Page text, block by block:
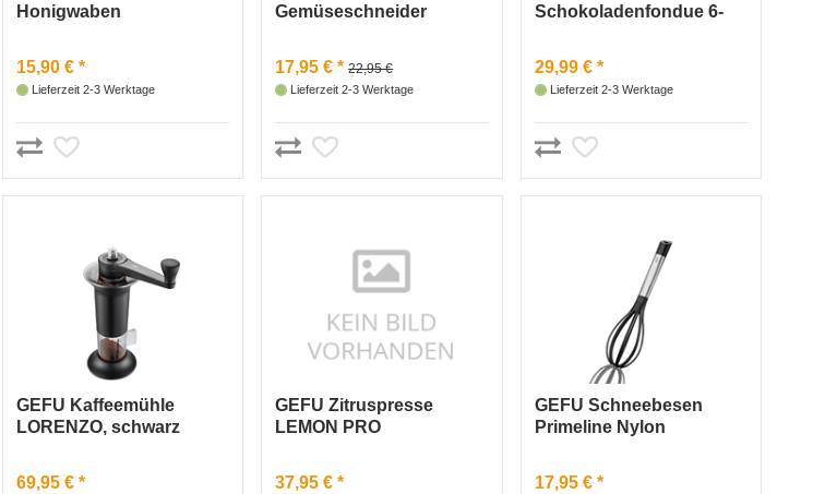
Honigwaben
15,90 € *
Lieferzeit 2-3 Werktage
Gemüseschneider
17,95 € * 22,95 €
Lieferzeit 2-3 Werktage
Schokoladenfondue 6-
29,99 € *
Lieferzeit 2-3 Werktage
GEFU Kaffeemühle
LORENZO, schwarz
69,95 € *
GEFU Zitruspresse
LEMON PRO
37,95 € *
GEFU Schneebesen
Primeline Nylon
17,95 € *